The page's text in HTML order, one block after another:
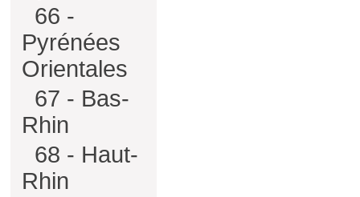
66 -
Pyrénées
Orientales
67 - Bas-
Rhin
68 - Haut-
Rhin